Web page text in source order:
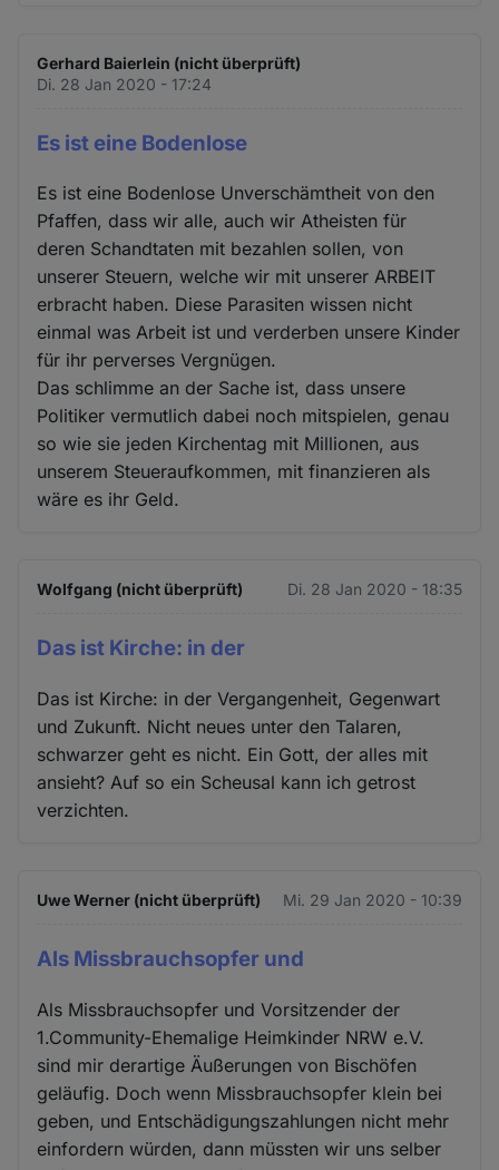
Gerhard Baierlein (nicht überprüft)
Di. 28 Jan 2020 - 17:24
Es ist eine Bodenlose
Es ist eine Bodenlose Unverschämtheit von den
Pfaffen, dass wir alle, auch wir Atheisten für
deren Schandtaten mit bezahlen sollen, von
unserer Steuern, welche wir mit unserer ARBEIT
erbracht haben. Diese Parasiten wissen nicht
einmal was Arbeit ist und verderben unsere Kinder
für ihr perverses Vergnügen.
Das schlimme an der Sache ist, dass unsere
Politiker vermutlich dabei noch mitspielen, genau
so wie sie jeden Kirchentag mit Millionen, aus
unserem Steueraufkommen, mit finanzieren als
wäre es ihr Geld.
Wolfgang (nicht überprüft) Di. 28 Jan 2020 - 18:35
Das ist Kirche: in der
Das ist Kirche: in der Vergangenheit, Gegenwart
und Zukunft. Nicht neues unter den Talaren,
schwarzer geht es nicht. Ein Gott, der alles mit
ansieht? Auf so ein Scheusal kann ich getrost
verzichten.
Uwe Werner (nicht überprüft) Mi. 29 Jan 2020 - 10:39
Als Missbrauchsopfer und
Als Missbrauchsopfer und Vorsitzender der
1.Community-Ehemalige Heimkinder NRW e.V.
sind mir derartige Äußerungen von Bischöfen
geläufig. Doch wenn Missbrauchsopfer klein bei
geben, und Entschädigungszahlungen nicht mehr
einfordern würden, dann müssten wir uns selber